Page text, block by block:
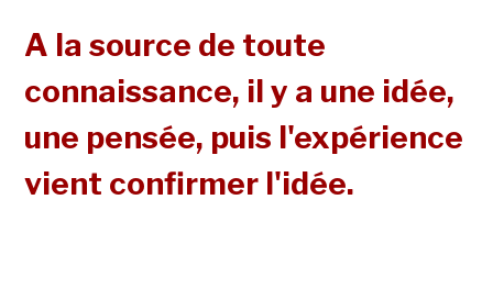
A la source de toute
connaissance, il y a une idée,
une pensée, puis l'expérience
vient confirmer l'idée.